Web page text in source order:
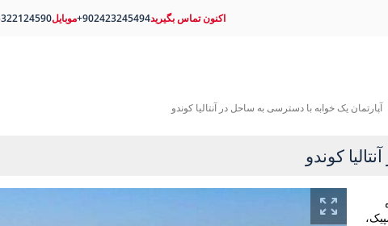
آپارتمان یک خوابه با دسترسی به ساحل در آنتالیا کوندو
کوندو
اکنون تماس بگیرید+902423245494موبایل